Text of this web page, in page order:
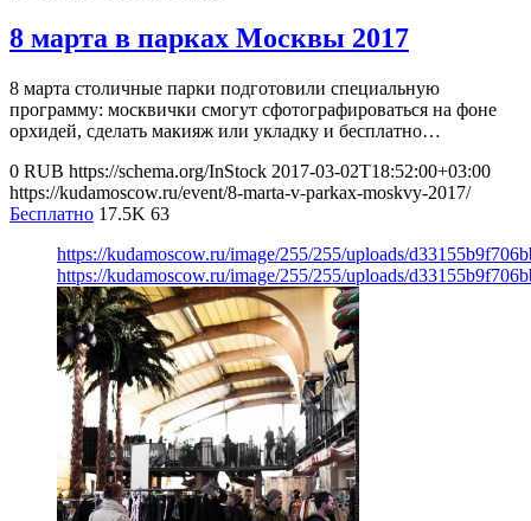
8 марта в парках Москвы 2017
8 марта столичные парки подготовили специальную
программу: москвички смогут сфотографироваться на фоне
орхидей, сделать макияж или укладку и бесплатно…
0 RUB https://schema.org/InStock 2017-03-02T18:52:00+03:00
https://kudamoscow.ru/event/8-marta-v-parkax-moskvy-2017/
Бесплатно 17.5K 63
https://kudamoscow.ru/image/255/255/uploads/
https://kudamoscow.ru/image/255/255/uploads/